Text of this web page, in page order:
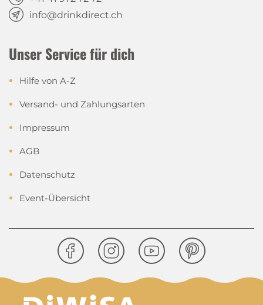
info@drinkdirect.ch
Unser Service für dich
Hilfe von A-Z
Versand- und Zahlungsarten
Impressum
AGB
Datenschutz
Event-Übersicht